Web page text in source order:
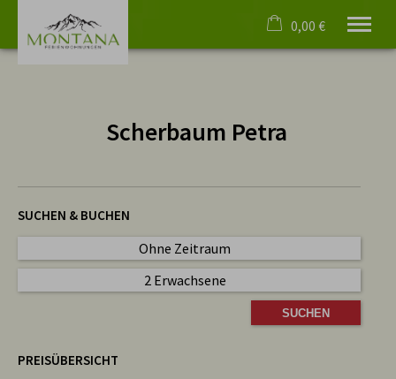
Ferienwohnungen
Oberstdorf
4 Pfoten
Deutsch
Tel.08322 4055
0,00 €
Scherbaum Petra
SUCHEN & BUCHEN
Ohne Zeitraum
2 Erwachsene
PREISÜBERSICHT